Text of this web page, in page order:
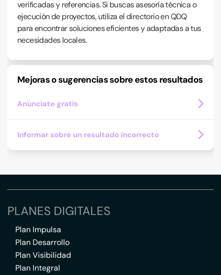
verificadas y referencias. Si buscas asesoría técnica o
ejecución de proyectos, utiliza el directorio en QDQ
para encontrar soluciones eficientes y adaptadas a tus
necesidades locales.
Mejoras o sugerencias sobre estos resultados
Anúnciate gratis
Informar sobre un resultado incorrecto
PLANES DIGITALES
Plan Impulsa
Plan Desarrollo
Plan Visibilidad
Plan Integral